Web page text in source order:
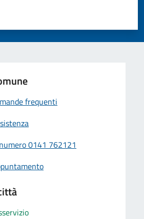
5 stelle su 5
su 5
su 5
5
frequenti
0141 762121